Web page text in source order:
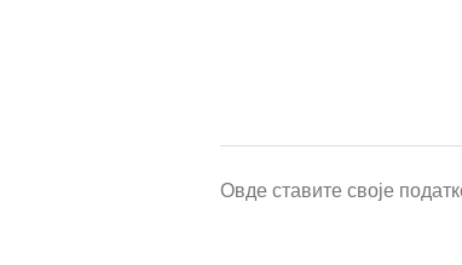
Овде ставите своје